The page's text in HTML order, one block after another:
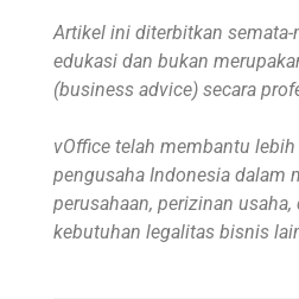
Artikel ini diterbitkan
edukasi dan bukan
(business advice) secara
vOffice telah membantu
pengusaha Indonesia dalam
perusahaan, perizinan usaha,
kebutuhan legalitas bisnis